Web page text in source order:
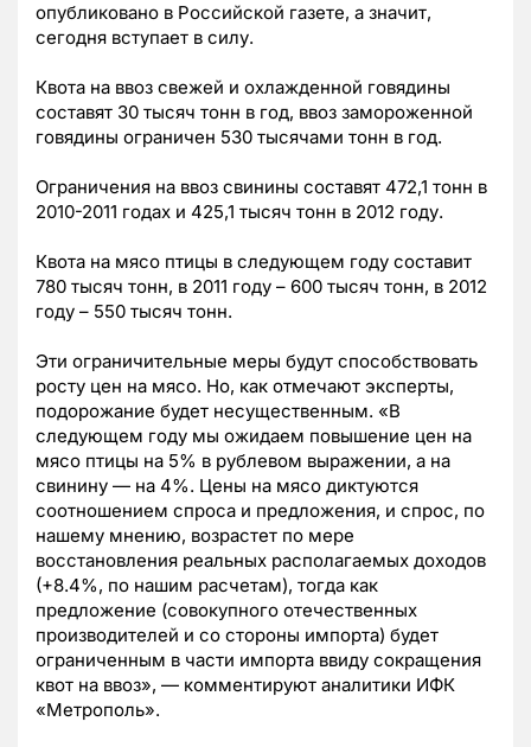
опубликовано в Российской газете, а значит,
сегодня вступает в силу.
Квота на ввоз свежей и охлажденной говядины
составят 30 тысяч тонн в год, ввоз замороженной
говядины ограничен 530 тысячами тонн в год.
Ограничения на ввоз свинины составят 472,1 тонн в
2010-2011 годах и 425,1 тысяч тонн в 2012 году.
Квота на мясо птицы в следующем году составит
780 тысяч тонн, в 2011 году – 600 тысяч тонн, в 2012
году – 550 тысяч тонн.
Эти ограничительные меры будут способствовать
росту цен на мясо. Но, как отмечают эксперты,
подорожание будет несущественным. «В
следующем году мы ожидаем повышение цен на
мясо птицы на 5% в рублевом выражении, а на
свинину — на 4%. Цены на мясо диктуются
соотношением спроса и предложения, и спрос, по
нашему мнению, возрастет по мере
восстановления реальных располагаемых доходов
(+8.4%, по нашим расчетам), тогда как
предложение (совокупного отечественных
производителей и со стороны импорта) будет
ограниченным в части импорта ввиду сокращения
квот на ввоз», — комментируют аналитики ИФК
«Метрополь».